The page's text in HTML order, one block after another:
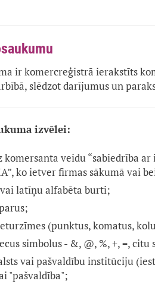
ir komercreģistrā ierakstīts
slēdzot darījumus un
izvēlei:
veidu “sabiedrība
ko ietver firmas sākumā vai
latīņu alfabēta burti;
(punktus, komatus,
simbolus - &, @, %, +, =,
vai pašvaldību institūciju
"pašvaldība";